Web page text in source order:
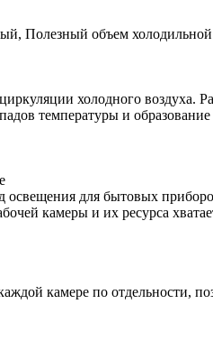
Полезный объем
холодного воздуха.
температуры и
для бытовых
камеры и их ресурса
камере по отдельности,